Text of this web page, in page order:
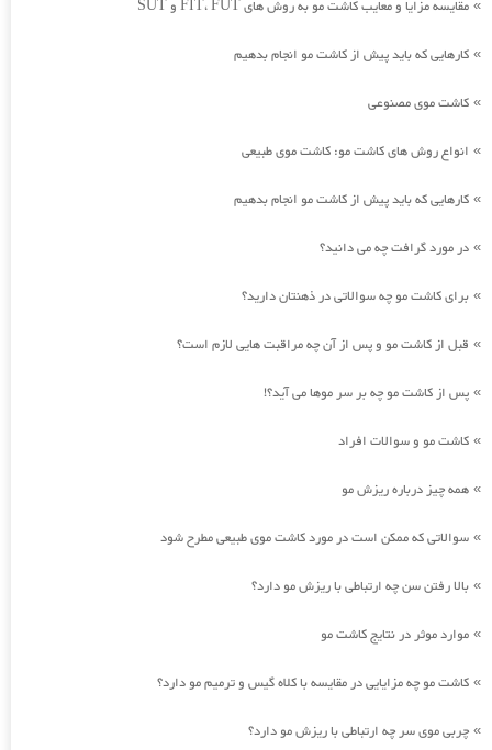
» مقایسه مزایا و معایب کاشت مو به روش های FIT، FUT و SUT
» کارهایی که باید پیش از کاشت مو انجام بدهیم
» کاشت موی مصنوعی
» انواع روش های کاشت مو: کاشت موی طبیعی
» کارهایی که باید پیش از کاشت مو انجام بدهیم
» در مورد گرافت چه می دانید؟
» برای کاشت مو چه سوالاتی در ذهنتان دارید؟
» قبل از کاشت مو و پس از آن چه مراقبت هایی لازم است؟
» پس از کاشت مو چه بر سر موها می آید؟!
» کاشت مو و سوالات افراد
» همه چیز درباره ریزش مو
» سوالاتی که ممکن است در مورد کاشت موی طبیعی مطرح شود
» بالا رفتن سن چه ارتباطی با ریزش مو دارد؟
» موارد موثر در نتایج کاشت مو
» کاشت مو چه مزایایی در مقایسه با کلاه گیس و ترمیم مو دارد؟
» چربی موی سر چه ارتباطی با ریزش مو دارد؟